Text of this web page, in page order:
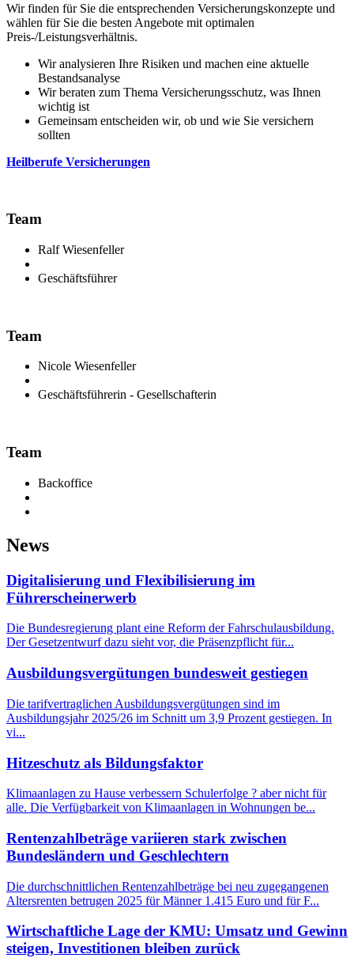
Wir finden für Sie die entsprechenden Versicherungskonzepte und
wählen für Sie die besten Angebote mit optimalen
Preis-/Leistungsverhältnis.
Wir analysieren Ihre Risiken und machen eine aktuelle
Bestandsanalyse
Wir beraten zum Thema Versicherungsschutz, was Ihnen
wichtig ist
Gemeinsam entscheiden wir, ob und wie Sie versichern
sollten
Heilberufe Versicherungen
Team
Ralf Wiesenfeller
Geschäftsführer
Team
Nicole Wiesenfeller
Geschäftsführerin - Gesellschafterin
Team
Backoffice
News
Digitalisierung und Flexibilisierung im
Führerscheinerwerb
Die Bundesregierung plant eine Reform der Fahrschulausbildung.
Der Gesetzentwurf dazu sieht vor, die Präsenzpflicht für...
Ausbildungsvergütungen bundesweit gestiegen
Die tarifvertraglichen Ausbildungsvergütungen sind im
Ausbildungsjahr 2025/26 im Schnitt um 3,9 Prozent gestiegen. In
vi...
Hitzeschutz als Bildungsfaktor
Klimaanlagen zu Hause verbessern Schulerfolge ? aber nicht für
alle. Die Verfügbarkeit von Klimaanlagen in Wohnungen be...
Rentenzahlbeträge variieren stark zwischen
Bundesländern und Geschlechtern
Die durchschnittlichen Rentenzahlbeträge bei neu zugegangenen
Altersrenten betrugen 2025 für Männer 1.415 Euro und für F...
Wirtschaftliche Lage der KMU: Umsatz und Gewinn
steigen, Investitionen bleiben zurück